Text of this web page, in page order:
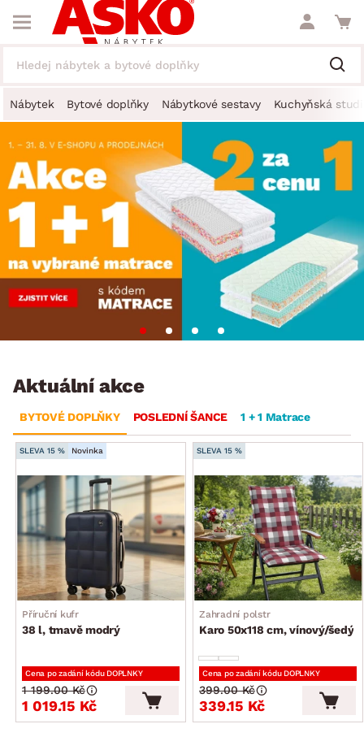
Nábytek Bytové doplňky Nábytkové sestavy Kuchyňská
Aktuální akce
BYTOVÉ DOPLŇKY POSLEDNÍ ŠANCE 1 + 1 Matrace
SLEVA 15 % Novinka
Příruční kufr
38 l, tmavě modrý
Cena po zadání kódu DOPLNKY
1 019.15 Kč
1 199.00 Kč
SLEVA 15 %
Zahradní polstr
Karo 50x118 cm, vínový/šedý
Cena po zadání kódu DOPLNKY
339.15 Kč
399.00 Kč